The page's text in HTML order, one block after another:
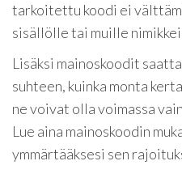
tarkoitettu koodi ei
sisällölle tai muille
Lisäksi mainoskoodit
suhteen, kuinka monta
ne voivat olla voimassa
Lue aina mainoskoodin
ymmärtääksesi sen